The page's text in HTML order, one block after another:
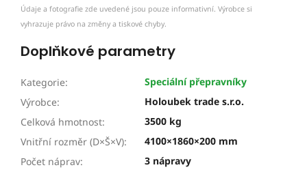
Údaje a fotografie zde uvedené jsou pouze informativní. Výrobce si
vyhrazuje právo na změny a tiskové chyby.
Doplňkové parametry
Kategorie:
Speciální přepravníky
Výrobce:
Holoubek trade s.r.o.
Celková hmotnost:
3500 kg
Vnitřní rozměr (D×Š×V):
4100×1860×200 mm
Počet náprav:
3 nápravy